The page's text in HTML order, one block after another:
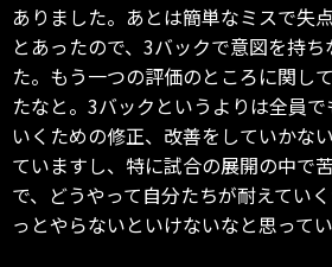
ありました。あとは簡単なミスで失
とあったので、3バックで意図を持
た。もう一つの評価のところに関し
たなと。3バックというよりは全員
いくための修正、改善をしていかな
ていますし、特に試合の展開の中で
で、どうやって自分たちが耐えてい
っとやらないといけないなと思ってい